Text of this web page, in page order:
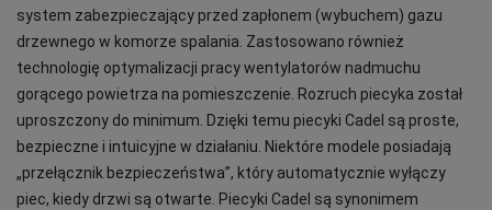
system zabezpieczający przed zapłonem (wybuchem) gazu
drzewnego w komorze spalania. Zastosowano również
technologię optymalizacji pracy wentylatorów nadmuchu
gorącego powietrza na pomieszczenie. Rozruch piecyka został
uproszczony do minimum. Dzięki temu piecyki Cadel są proste,
bezpieczne i intuicyjne w działaniu. Niektóre modele posiadają
„przełącznik bezpieczeństwa”, który automatycznie wyłączy
piec, kiedy drzwi są otwarte. Piecyki Cadel są synonimem